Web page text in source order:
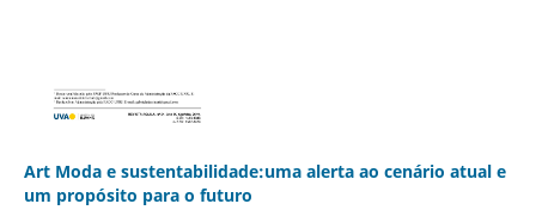
Art Moda e sustentabilidade:uma alerta ao cenário atual e
um propósito para o futuro